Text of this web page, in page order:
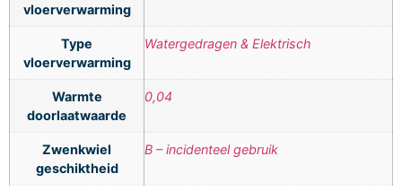
vloerverwarming
Type
vloerverwarming
Watergedragen & Elektrisch
Warmte
doorlaatwaarde
0,04
Zwenkwiel
geschiktheid
B – incidenteel gebruik